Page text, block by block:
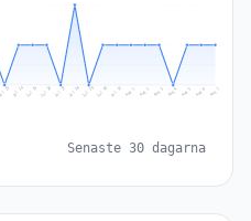
Jul 23 Jul 24 Jul 25 Jul 26 Jul 27 Jul 28 Jul 29 Jul 30 Jul 31 Aug 1 Aug 2 Aug 3 Aug 4 Aug 5 Aug 6 Aug 7
Senaste 30 dagarna